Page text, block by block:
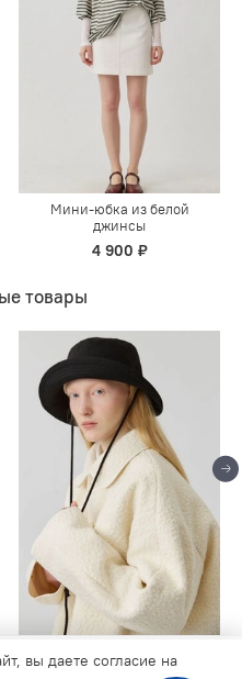
Мини-юбка из белой
джинсы
4 900 ₽
товары
шерсти
обеспечивают правильную
вы даете согласие на